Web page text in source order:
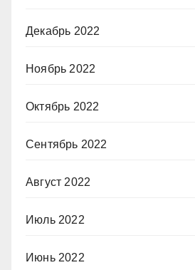
Декабрь 2022
Ноябрь 2022
Октябрь 2022
Сентябрь 2022
Август 2022
Июль 2022
Июнь 2022